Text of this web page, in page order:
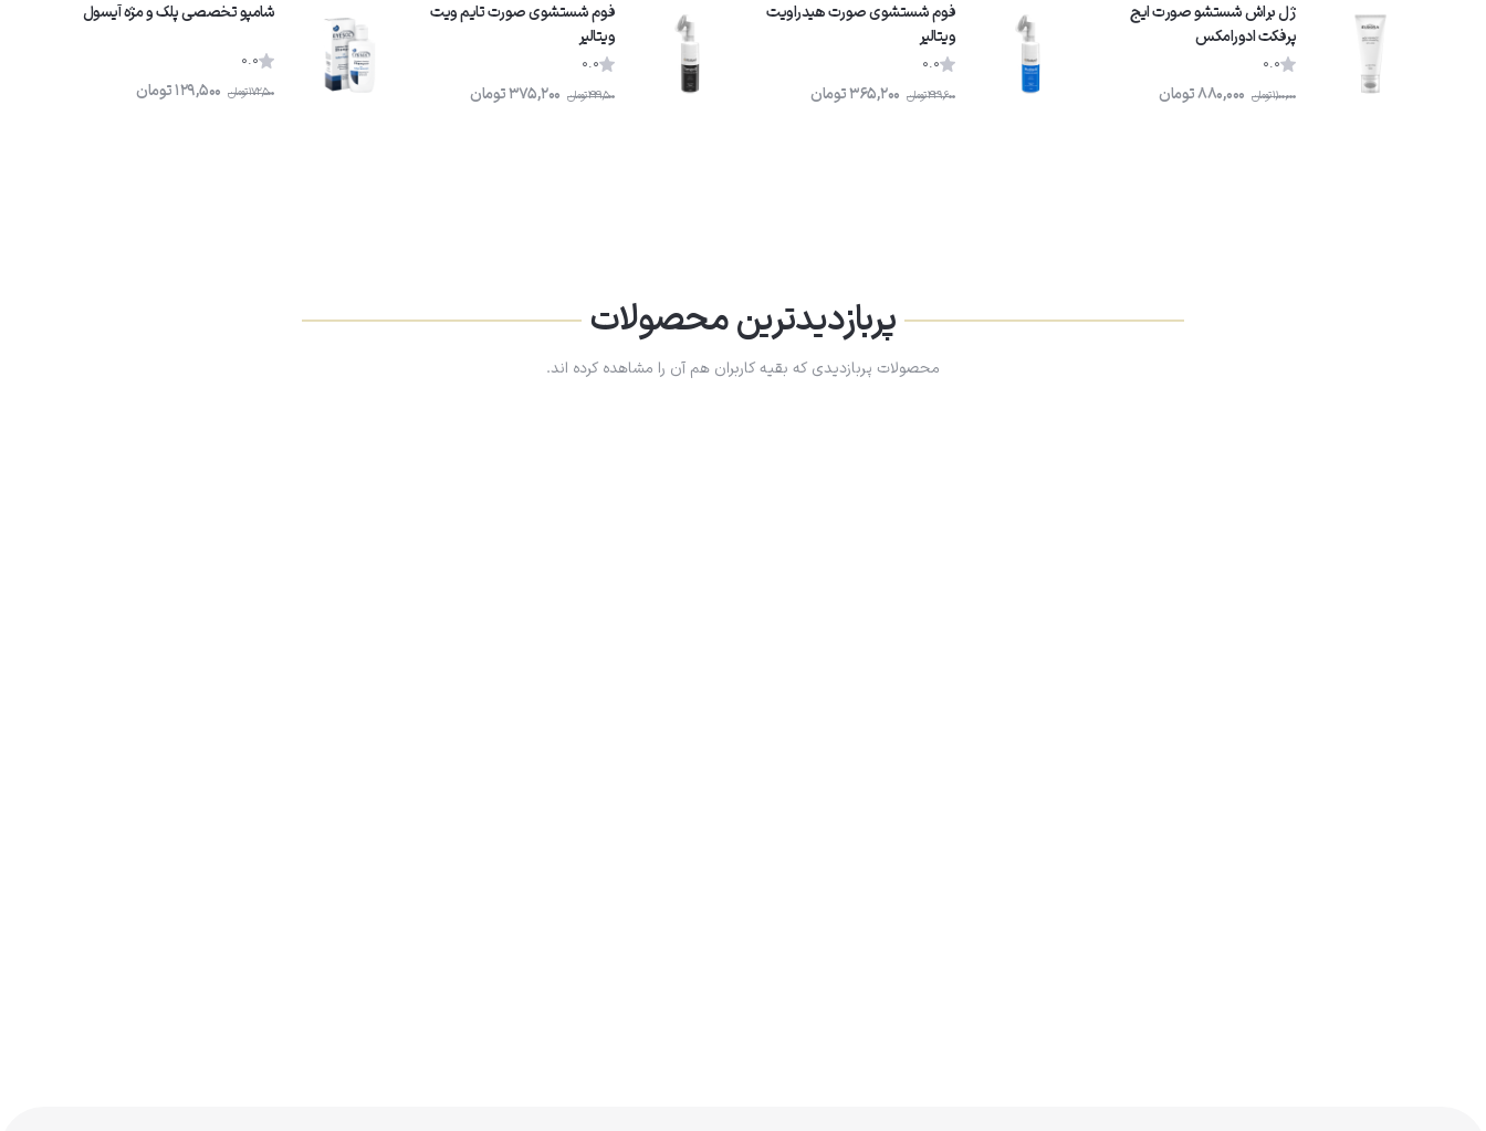
ژل براش شستشو صورت ایج
پرفکت ادورامکس
0.0
1,100,000تومان 880,000تومان
فوم شستشوى صورت هیدراویت
ویتالیر
0.0
429,600تومان 365,200تومان
فوم شستشوی صورت تایم ویت
ویتالیر
0.0
441,500تومان 375,200تومان
شامپو تخصصى پلک و مژه آیسول
0.0
172,500تومان 129,500تومان
پربازدیدترین محصولات
محصولات پربازدیدی که بقیه کاربران هم آن را مشاهده کرده اند.